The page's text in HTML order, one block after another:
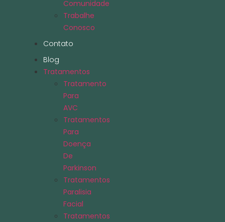
Comunidade
Trabalhe
Conosco
Contato
Blog
Tratamentos
Tratamento
Para
AVC
Tratamentos
Para
Doença
De
Parkinson
Tratamentos
Paralisia
Facial
Tratamentos